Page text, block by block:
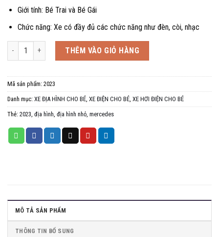
Giới tính: Bé Trai và Bé Gái
Chức năng: Xe có đầy đủ các chức năng như đèn, còi, nhạc
Xe điện cho bé 2023 địa hình nhỏ, 1-5 tuổi số lượng
THÊM VÀO GIỎ HÀNG
Mã sản phẩm: 2023
Danh mục: XE ĐỊA HÌNH CHO BÉ XE ĐIỆN CHO BÉ XE HƠI ĐIỆN CHO BÉ
Thẻ: 2023 địa hình địa hình nhỏ mercedes
MÔ TẢ SẢN PHẨM
THÔNG TIN BỔ SUNG